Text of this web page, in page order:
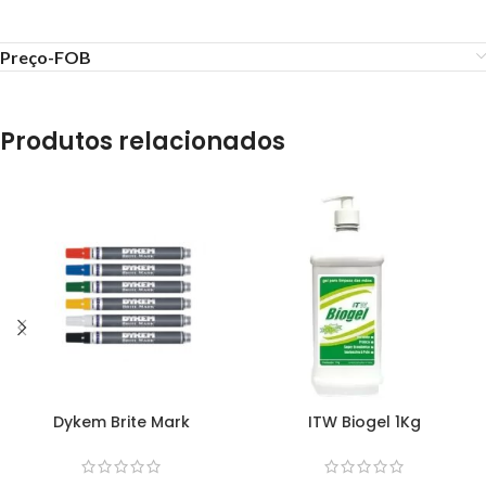
Preço-FOB
Produtos relacionados
Dykem Brite Mark ITW Biogel 1Kg